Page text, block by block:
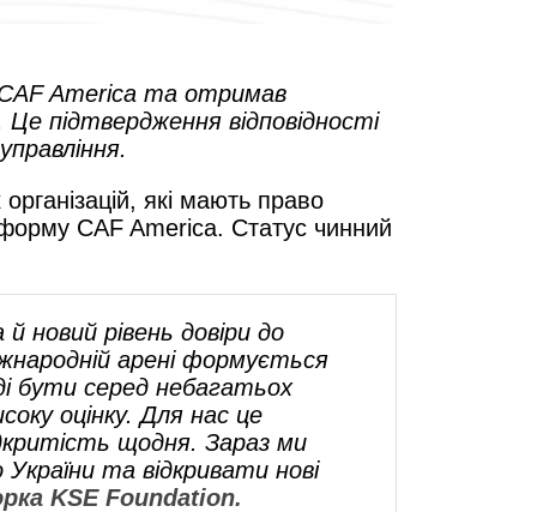
CAF America та отримав
підтвердження відповідності
які мають право
CAF America. Статус чинний
новий рівень довіри до
арені формується
бути серед небагатьох
оцінку. Для нас це
щодня. Зараз ми
та відкривати нові
KSE Foundation.